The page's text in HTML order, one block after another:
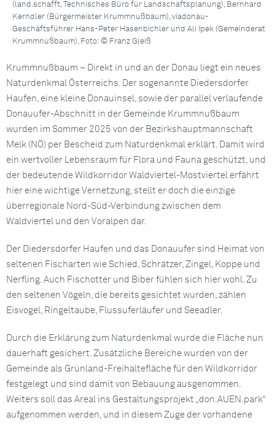
(land.schafft, Technisches Büro für Landschaftsplanung), Bernhard
Kerndler (Bürgermeister Krummnußbaum), viadonau-
Geschäftsführer Hans-Peter Hasenbichler und Ali Ipek (Gemeinderat
Krummnußbaum), Foto: © Franz Gleiß
Krummnußbaum – Direkt in und an der Donau liegt ein neues
Naturdenkmal Österreichs. Der sogenannte Diedersdorfer
Haufen, eine kleine Donauinsel, sowie der parallel verlaufende
Donauufer-Abschnitt in der Gemeinde Krummnußbaum
wurden im Sommer 2025 von der Bezirkshauptmannschaft
Melk (NÖ) per Bescheid zum Naturdenkmal erklärt. Damit wird
ein wertvoller Lebensraum für Flora und Fauna geschützt, und
der bedeutende Wildkorridor Waldviertel-Mostviertel erfährt
hier eine wichtige Vernetzung, stellt er doch die einzige
überregionale Nord-Süd-Verbindung zwischen dem
Waldviertel und den Voralpen dar.
Der Diedersdorfer Haufen und das Donauufer sind Heimat von
seltenen Fischarten wie Schied, Schrätzer, Zingel, Koppe und
Nerfling. Auch Fischotter und Biber fühlen sich hier wohl. Zu
den seltenen Vögeln, die bereits gesichtet wurden, zählen
Eisvogel, Ringeltaube, Flussuferläufer und Seeadler.
Durch die Erklärung zum Naturdenkmal wurde die Fläche nun
dauerhaft gesichert. Zusätzliche Bereiche wurden von der
Gemeinde als Grünland-Freihaltefläche für den Wildkorridor
festgelegt und sind damit von Bebauung ausgenommen.
Weiters soll das Areal ins Gestaltungsprojekt „don.AUEN.park“
aufgenommen werden, und in diesem Zuge der vorhandene